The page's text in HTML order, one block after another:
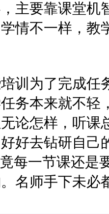
主要靠课堂机
情不一样，教
训为了完成任
务本来就不轻
论怎样，听课
好去钻研自己
每一节课还是
名师手下未必